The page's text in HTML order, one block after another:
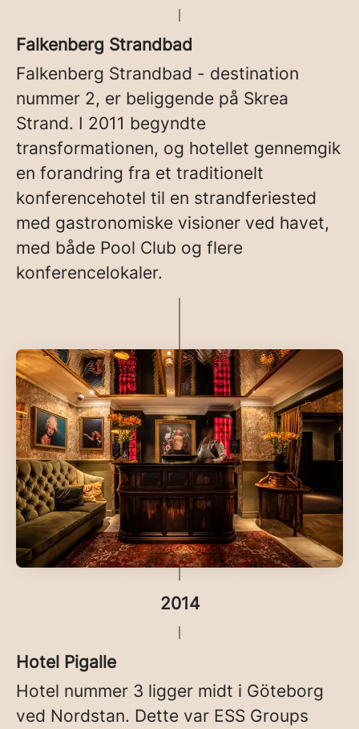
Falkenberg Strandbad
Falkenberg Strandbad - destination
nummer 2, er beliggende på Skrea
Strand. I 2011 begyndte
transformationen, og hotellet gennemgik
en forandring fra et traditionelt
konferencehotel til en strandferiested
med gastronomiske visioner ved havet,
med både Pool Club og flere
konferencelokaler.
2014
Hotel Pigalle
Hotel nummer 3 ligger midt i Göteborg
ved Nordstan. Dette var ESS Groups